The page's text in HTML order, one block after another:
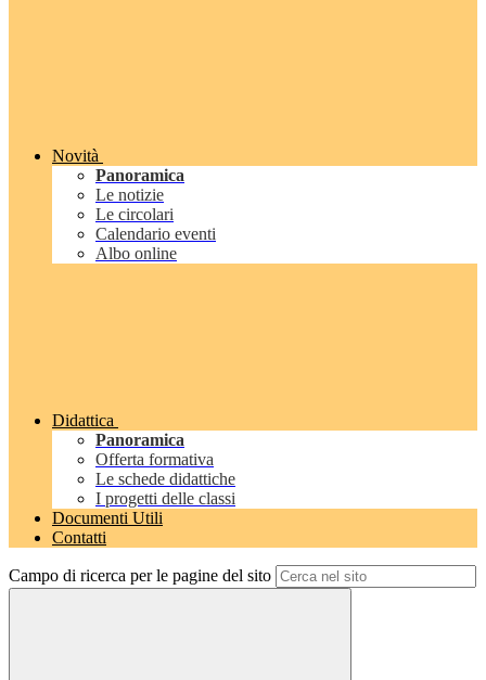
Novità
Panoramica
Le notizie
Le circolari
Calendario eventi
Albo online
Didattica
Panoramica
Offerta formativa
Le schede didattiche
I progetti delle classi
Documenti Utili
Contatti
Campo di ricerca per le pagine del sito